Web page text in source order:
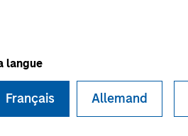
langue
Français Allemand